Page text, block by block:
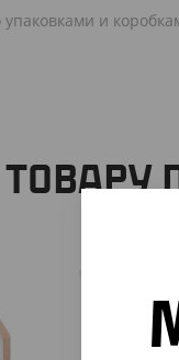
упаковками и
ТОВАРУ